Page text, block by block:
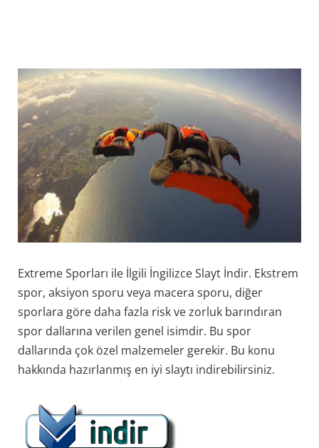
Extreme Sporları ile İlgili İngilizce Slayt İndir. Ekstrem
spor, aksiyon sporu veya macera sporu, diğer
sporlara göre daha fazla risk ve zorluk barındıran
spor dallarına verilen genel isimdir. Bu spor
dallarında çok özel malzemeler gerekir. Bu konu
hakkında hazırlanmış en iyi slaytı indirebilirsiniz.